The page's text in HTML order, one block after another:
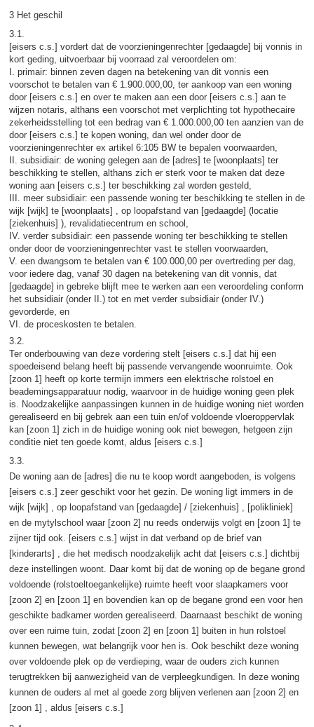
3 Het geschil
3.1.
[eisers c.s.] vordert dat de voorzieningenrechter [gedaagde] bij vonnis in
kort geding, uitvoerbaar bij voorraad zal veroordelen om:
I. primair: binnen zeven dagen na betekening van dit vonnis een
voorschot te betalen van € 1.900.000,00, ter aankoop van een woning
door [eisers c.s.] en over te maken aan een door [eisers c.s.] aan te
wijzen notaris, althans een voorschot met verplichting tot hypothecaire
zekerheidsstelling tot een bedrag van € 1.000.000,00 ten aanzien van de
door [eisers c.s.] te kopen woning, dan wel onder door de
voorzieningenrechter ex artikel 6:105 BW te bepalen voorwaarden,
II. subsidiair: de woning gelegen aan de [adres] te [woonplaats] ter
beschikking te stellen, althans zich er sterk voor te maken dat deze
woning aan [eisers c.s.] ter beschikking zal worden gesteld,
III. meer subsidiair: een passende woning ter beschikking te stellen in de
wijk [wijk] te [woonplaats] , op loopafstand van [gedaagde] (locatie
[ziekenhuis] ), revalidatiecentrum en school,
IV. verder subsidiair: een passende woning ter beschikking te stellen
onder door de voorzieningenrechter vast te stellen voorwaarden,
V. een dwangsom te betalen van € 100.000,00 per overtreding per dag,
voor iedere dag, vanaf 30 dagen na betekening van dit vonnis, dat
[gedaagde] in gebreke blijft mee te werken aan een veroordeling conform
het subsidiair (onder II.) tot en met verder subsidiair (onder IV.)
gevorderde, en
VI. de proceskosten te betalen.
3.2.
Ter onderbouwing van deze vordering stelt [eisers c.s.] dat hij een
spoedeisend belang heeft bij passende vervangende woonruimte. Ook
[zoon 1] heeft op korte termijn immers een elektrische rolstoel en
beademingsapparatuur nodig, waarvoor in de huidige woning geen plek
is. Noodzakelijke aanpassingen kunnen in de huidige woning niet worden
gerealiseerd en bij gebrek aan een tuin en/of voldoende vloeroppervlak
kan [zoon 1] zich in de huidige woning ook niet bewegen, hetgeen zijn
conditie niet ten goede komt, aldus [eisers c.s.]
3.3.
De woning aan de [adres] die nu te koop wordt aangeboden, is volgens
[eisers c.s.] zeer geschikt voor het gezin. De woning ligt immers in de
wijk [wijk] , op loopafstand van [gedaagde] / [ziekenhuis] , [polikliniek]
en de mytylschool waar [zoon 2] nu reeds onderwijs volgt en [zoon 1] te
zijner tijd ook. [eisers c.s.] wijst in dat verband op de brief van
[kinderarts] , die het medisch noodzakelijk acht dat [eisers c.s.] dichtbij
deze instellingen woont. Daar komt bij dat de woning op de begane grond
voldoende (rolstoeltoegankelijke) ruimte heeft voor slaapkamers voor
[zoon 2] en [zoon 1] en bovendien kan op de begane grond een voor hen
geschikte badkamer worden gerealiseerd. Daarnaast beschikt de woning
over een ruime tuin, zodat [zoon 2] en [zoon 1] buiten in hun rolstoel
kunnen bewegen, wat belangrijk voor hen is. Ook beschikt deze woning
over voldoende plek op de verdieping, waar de ouders zich kunnen
terugtrekken bij aanwezigheid van de verpleegkundigen. In deze woning
kunnen de ouders al met al goede zorg blijven verlenen aan [zoon 2] en
[zoon 1] , aldus [eisers c.s.]